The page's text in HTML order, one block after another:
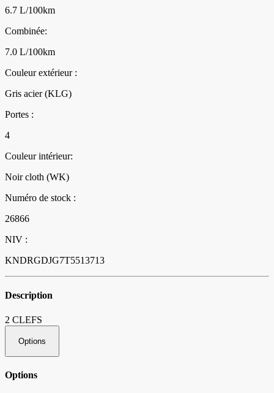
6.7 L/100km
Combinée:
7.0 L/100km
Couleur extérieur :
Gris acier (KLG)
Portes :
4
Couleur intérieur:
Noir cloth (WK)
Numéro de stock :
26866
NIV :
KNDRGDJG7T5513713
Description
2 CLEFS
Options
Options